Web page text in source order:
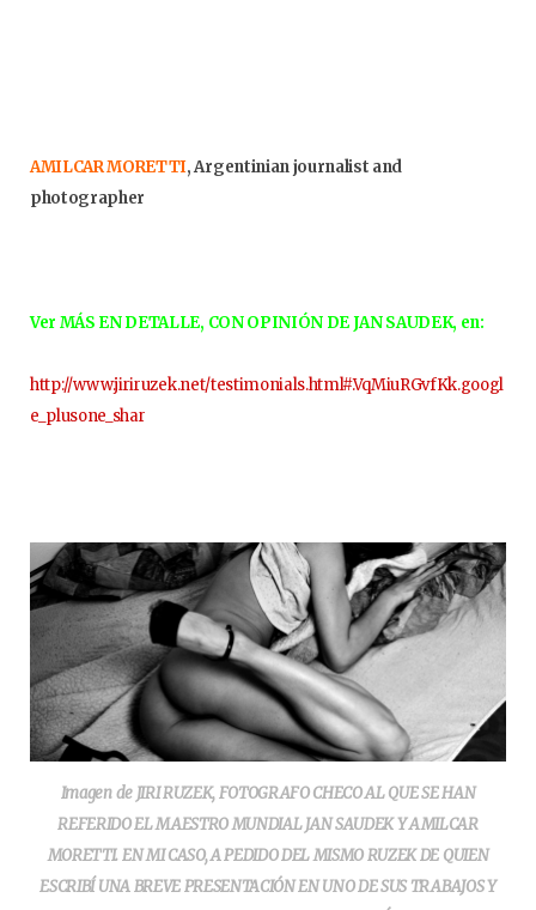
AMILCAR MORETTI, Argentinian journalist and
photographer
Ver MÁS EN DETALLE, CON OPINIÓN DE JAN SAUDEK, en:
http://www.jiriruzek.net/testimonials.html#.VqMiuRGvfKk.googl
e_plusone_shar
Imagen de JIRI RUZEK, FOTOGRAFO CHECO AL QUE SE HAN
REFERIDO EL MAESTRO MUNDIAL JAN SAUDEK Y AMILCAR
MORETTI. EN MI CASO, A PEDIDO DEL MISMO RUZEK DE QUIEN
ESCRIBÍ UNA BREVE PRESENTACIÓN EN UNO DE SUS TRABAJOS Y